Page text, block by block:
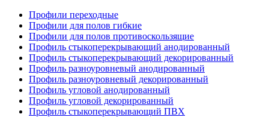
Профили переходные
Профили для полов гибкие
Профили для полов противоскользящие
Профиль стыкоперекрывающий анодированный
Профиль стыкоперекрывающий декорированный
Профиль разноуровневый анодированный
Профиль разноуровневый декорированный
Профиль угловой анодированный
Профиль угловой декорированный
Профиль стыкоперекрывающий ПВХ